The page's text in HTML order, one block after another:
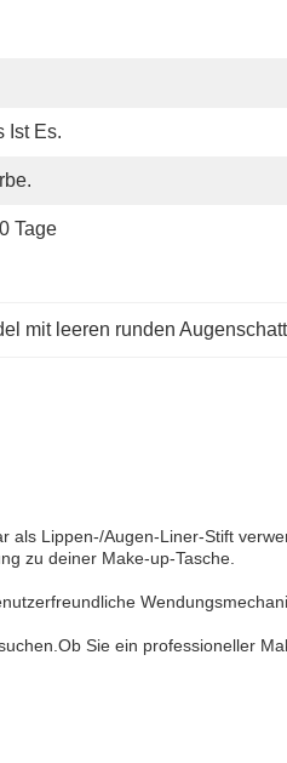
Ist Es.
Tage
mit leeren runden
als Lippen-/Augen-Liner-Stift
zu deiner Make-up-Tasche.
Sie ein professioneller